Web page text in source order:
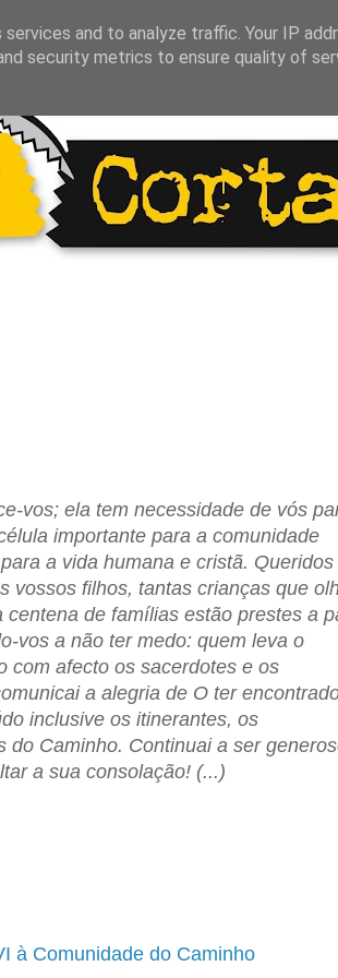
vos; ela tem necessidade de vós
importante para a comunidade
a vida humana e cristã. Queridos
vossos filhos, tantas crianças que
de famílias estão prestes a
vos a não ter medo: quem leva o
com afecto os sacerdotes e os
a alegria de O ter
inclusive os itinerantes, os
Caminho. Continuai a ser
a sua consolação! (...)
à Comunidade do Caminho
and to analyze traffic. Your IP
security metrics to ensure quality of